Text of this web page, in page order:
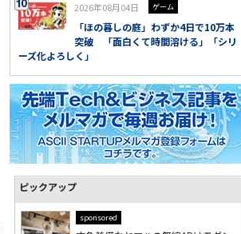
2026年08月04日 ゲーム
「ほの暮しの庭」わずか4日で10万本
突破 「面白くて時間溶ける」「シリ
ーズ化よろしく」
ピックアップ
sponsored